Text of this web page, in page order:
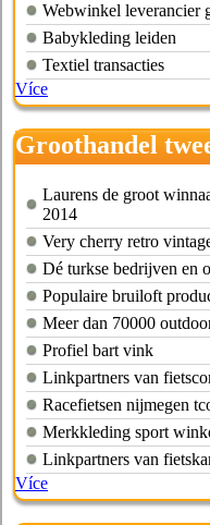
Webwinkel leverancier
Babykleding leiden
Textiel transacties
Více
Groothandel
kleding
Laurens de groot
2014
Very cherry retro
Dé turkse bedrijven en
Populaire bruiloft
Meer dan 70000
Profiel bart vink
Linkpartners van
Racefietsen nijmegen
Merkkleding sport
Linkpartners van
Více